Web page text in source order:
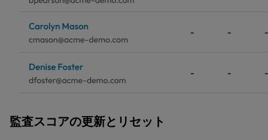
監査スコアの更新とリセット